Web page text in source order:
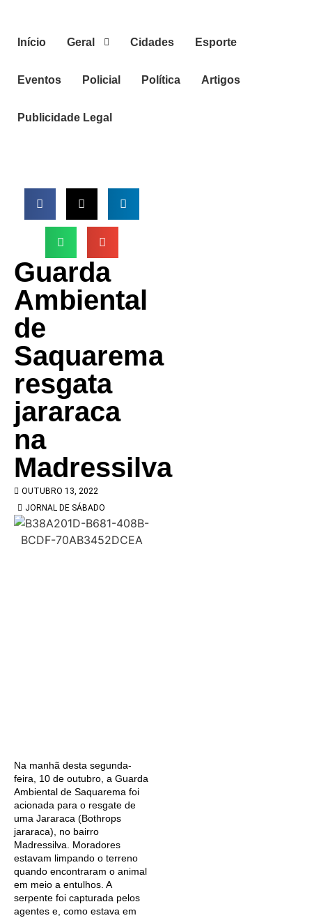
Início Geral Cidades Esporte
Eventos Policial Política Artigos
Publicidade Legal
Guarda
Ambiental
de
Saquarema
resgata
jararaca
na
Madressilva
OUTUBRO 13, 2022
JORNAL DE SÁBADO
Na manhã desta segunda-
feira, 10 de outubro, a Guarda
Ambiental de Saquarema foi
acionada para o resgate de
uma Jararaca (Bothrops
jararaca), no bairro
Madressilva. Moradores
estavam limpando o terreno
quando encontraram o animal
em meio a entulhos. A
serpente foi capturada pelos
agentes e, como estava em